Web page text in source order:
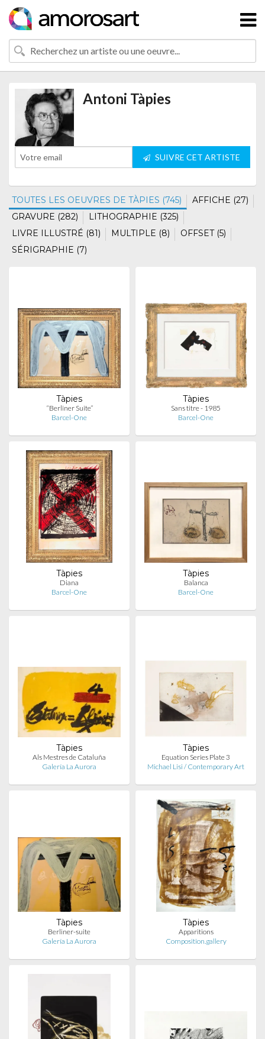
Antoni Tàpies
SUIVRE CET ARTISTE
TOUTES LES OEUVRES DE TÀPIES (745)
AFFICHE (27)
GRAVURE (282)
LITHOGRAPHIE (325)
LIVRE ILLUSTRÉ (81)
MULTIPLE (8)
OFFSET (5)
SÉRIGRAPHIE (7)
Tàpies
“Berliner Suite”
Barcel-One
Tàpies
Sans titre - 1985
Barcel-One
Tàpies
Diana
Barcel-One
Tàpies
Balanca
Barcel-One
Tàpies
Als Mestres de Cataluña
Galería La Aurora
Tàpies
Equation Series Plate 3
Michael Lisi / Contemporary Art
Tàpies
Berliner-suite
Galería La Aurora
Tàpies
Apparitions
Composition.gallery